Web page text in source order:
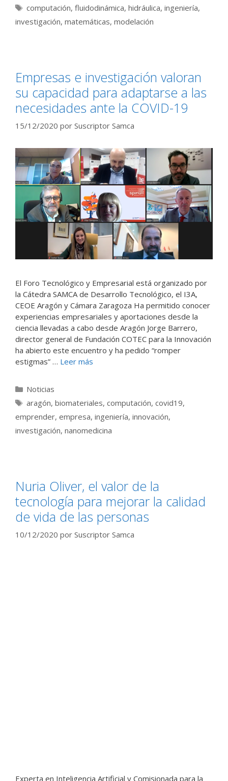
Etiquetas
computación, fluidodinámica, hidráulica, ingeniería,
investigación, matemáticas, modelación
Empresas e investigación valoran
su capacidad para adaptarse a las
necesidades ante la COVID-19
15/12/2020 por Suscriptor Samca
El Foro Tecnológico y Empresarial está organizado por
la Cátedra SAMCA de Desarrollo Tecnológico, el I3A,
CEOE Aragón y Cámara Zaragoza Ha permitido conocer
experiencias empresariales y aportaciones desde la
ciencia llevadas a cabo desde Aragón Jorge Barrero,
director general de Fundación COTEC para la Innovación
ha abierto este encuentro y ha pedido “romper
estigmas” … Leer más
Categorías
Noticias
Etiquetas
aragón, biomateriales, computación, covid19,
emprender, empresa, ingeniería, innovación,
investigación, nanomedicina
Nuria Oliver, el valor de la
tecnología para mejorar la calidad
de vida de las personas
10/12/2020 por Suscriptor Samca
Experta en Inteligencia Artificial y Comisionada para la